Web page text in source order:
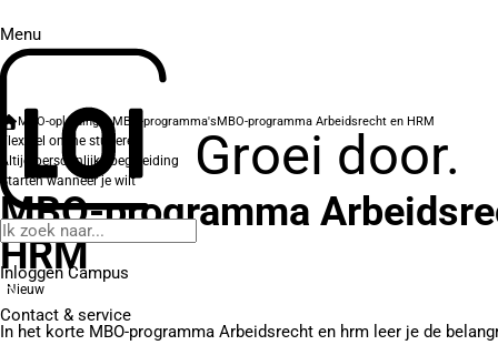
Menu
Groei door.
Inloggen Campus
Contact & service
MBO-opleidingenMBO-programma'sMBO-programma Arbeidsrecht en HRM
Flexibel online studeren
Altijd persoonlijke begeleiding
Starten wanneer je wilt
MBO-programma
HRM
Nieuw
In het korte MBO-programma Arbeidsrecht en hrm leer je de